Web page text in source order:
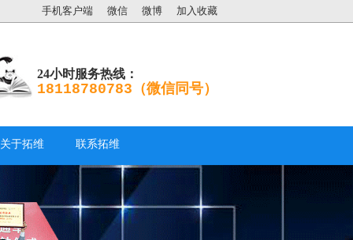
手机客户端 微信 微博 加入收藏
24小时服务热线：
18118780783（微信同号）
关于拓维 联系拓维